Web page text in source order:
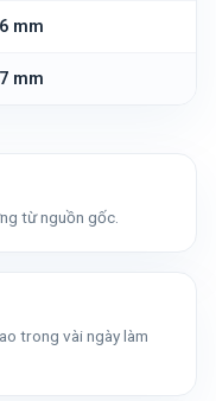
mm
mm
từ nguồn gốc.
trong vài ngày làm